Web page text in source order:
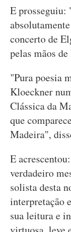
E prosseguiu:
concerto de
pelas mãos
"Pura poesia
Kloeckner
Clássica da
que
Madeira",
E
verdadeiro
solista desta
interpretação
sua leitura e